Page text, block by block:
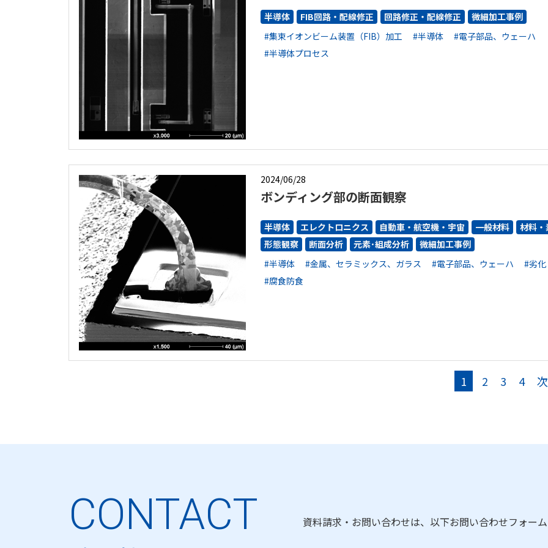
半導体 FIB回路・配線修正 回路修正・配線修正
微細加工事例
#集束イオンビーム装置（FIB）加工
#半導体
#電子部品、ウェーハ
#半導体プロセス
2024/06/28
ボンディング部の断面観察
半導体 エレクトロニクス 自動車・航空機・宇宙 一般材料
材料・
形態観察
断面分析 元素･組成分析
微細加工事例
#半導体
#金属、セラミックス、ガラス #電子部品、ウェーハ
#劣化
#腐食防食
1 2 3 4
CONTACT 資料請求・お問い合わせは、以下お問い合わせフォー